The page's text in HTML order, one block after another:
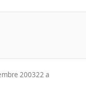
200322 a